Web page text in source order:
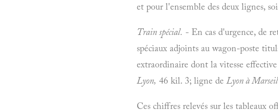
et pour l'ensemble des deux lignes,
Train spécial. - En cas d'urgence, de
spéciaux adjoints au wagon-poste
extraordinaire dont la vitesse
Lyon, 46 kil. 3; ligne de Lyonà
Ces chiffres relevés sur les tableaux